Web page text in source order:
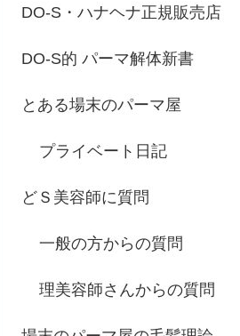
DO-S・ハナヘナ正規販売店
DO-S的 パーマ解体新書
とある場末のパーマ屋
プライベート日記
どＳ美容師に質問
一般の方からの質問
理美容師さんからの質問